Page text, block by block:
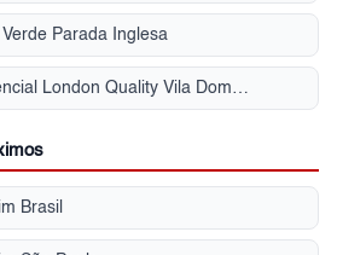
Parada Inglesa
Condomínio Residencial London Quality Vila Dom Pedro II
Brasil